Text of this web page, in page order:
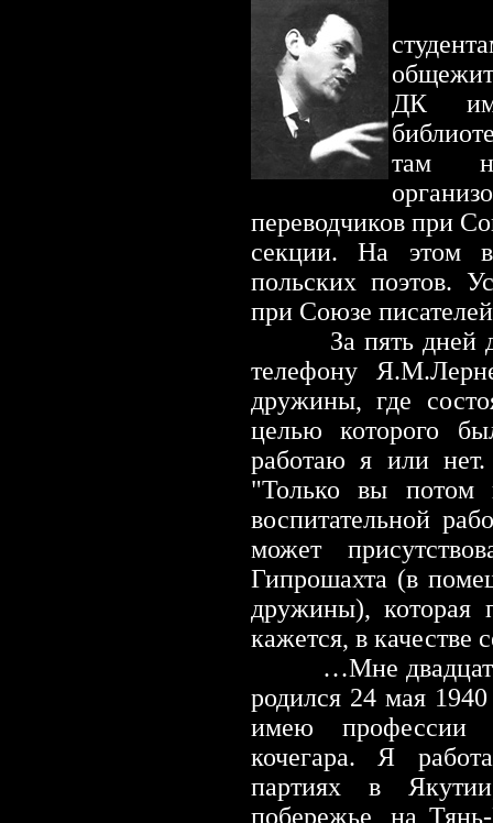
ДК
там
переводчиков при
секции. На этом
польских поэтов.
при Союзе
За пять дней
телефону
дружины, где
целью которого
работаю я или нет.
"Только вы потом
воспитательной
может
Гипрошахта (в
дружины), которая
кажется, в качестве
…Мне
родился 24 мая
имею профессии
кочегара. Я
партиях в
побережье, на